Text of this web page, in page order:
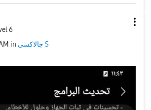
6
in جالاكسى S